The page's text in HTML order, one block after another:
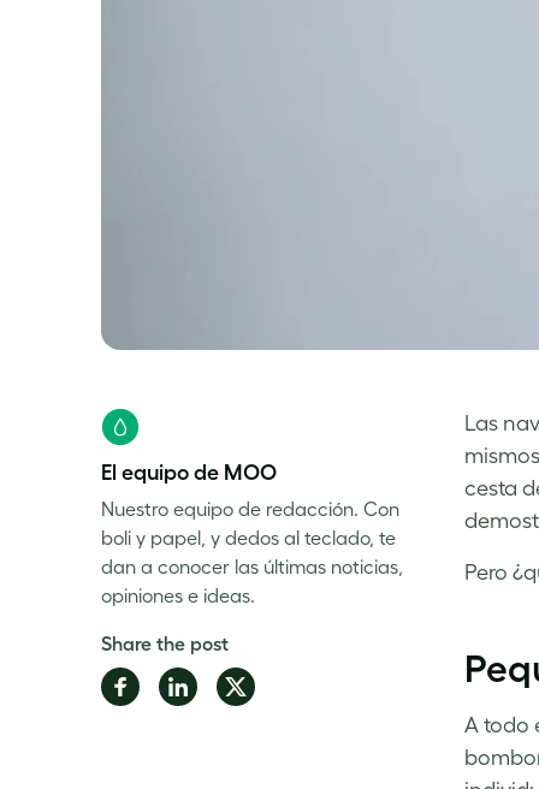
Las
cesta
Pero
A todo
El equipo de MOO
Nuestro equipo de redacción. Con
boli y papel, y dedos al teclado, te
dan a conocer las últimas noticias,
opiniones e ideas.
Share the post
Share Share Share